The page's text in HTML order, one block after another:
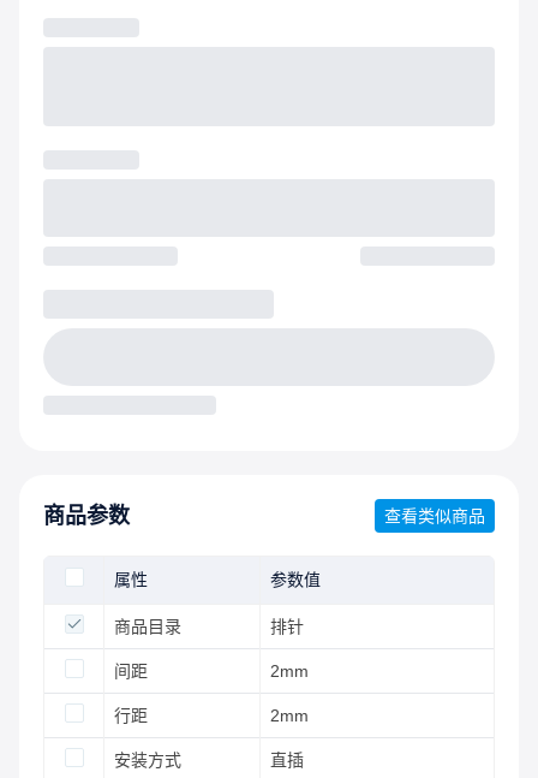
商品参数 查看类似商品
属性 参数值
商品目录 排针
间距 2mm
行距 2mm
安装方式 直插